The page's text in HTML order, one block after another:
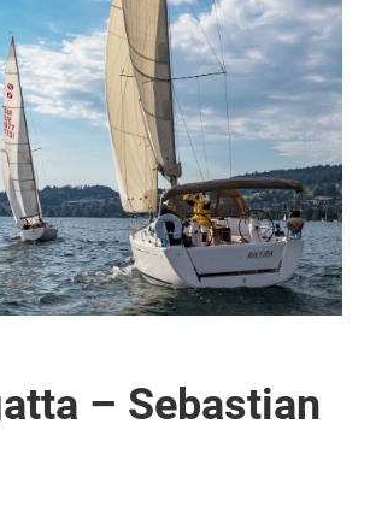
– Sebastian